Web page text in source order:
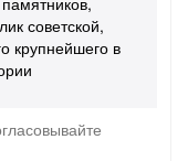
советской,
крупнейшего в